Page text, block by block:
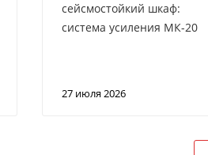
27 июля 2026
сейсмостойкий шкаф:
система усиления МК-20